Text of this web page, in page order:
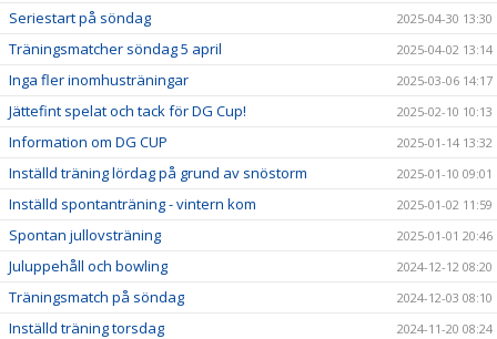
Seriestart på söndag 2025-04-30 13:30
Träningsmatcher söndag 5 april 2025-04-02 13:14
Inga fler inomhusträningar 2025-03-06 14:17
Jättefint spelat och tack för DG Cup! 2025-02-10 10:13
Information om DG CUP 2025-01-14 13:32
Inställd träning lördag på grund av snöstorm 2025-01-10 09:01
Inställd spontanträning - vintern kom 2025-01-02 11:59
Spontan jullovsträning 2025-01-01 20:46
Juluppehåll och bowling 2024-12-12 08:20
Träningsmatch på söndag 2024-12-03 08:10
Inställd träning torsdag 2024-11-20 08:24